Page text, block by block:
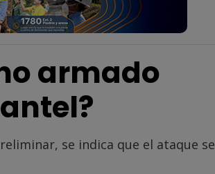
armado
se indica que el ataque se